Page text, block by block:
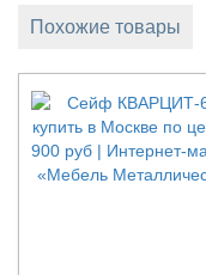
Похожие товары